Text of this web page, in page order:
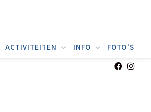
ACTIVITEITEN INFO FOTO'S